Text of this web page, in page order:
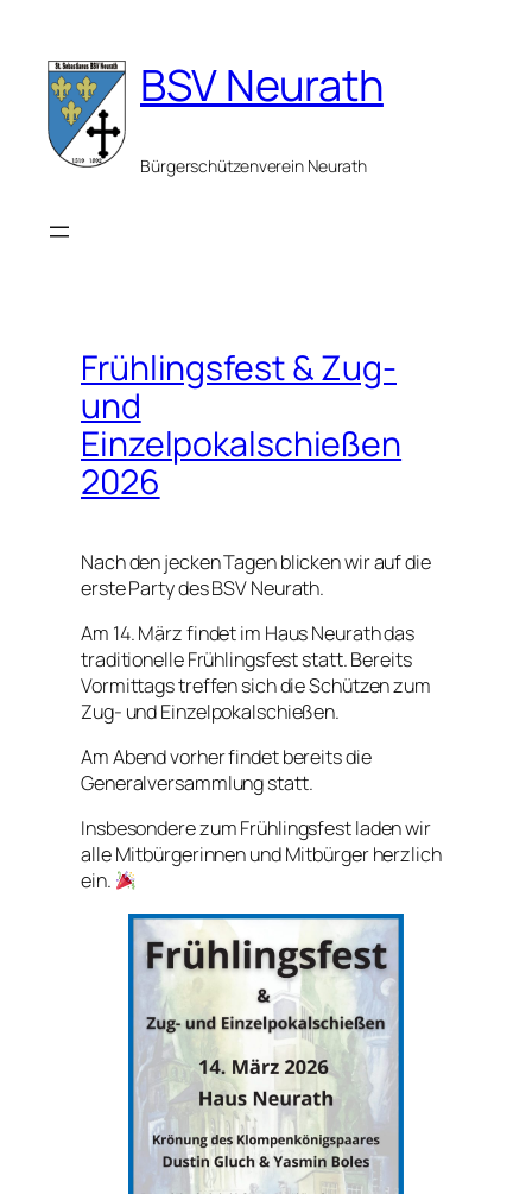
springen
BSV Neurath
Bürgerschützenverein Neurath
Frühlingsfest & Zug-
und
Einzelpokalschießen
2026
Nach den jecken Tagen blicken wir auf die
erste Party des BSV Neurath.
Am 14. März findet im Haus Neurath das
traditionelle Frühlingsfest statt. Bereits
Vormittags treffen sich die Schützen zum
Zug- und Einzelpokalschießen.
Am Abend vorher findet bereits die
Generalversammlung statt.
Insbesondere zum Frühlingsfest laden wir
alle Mitbürgerinnen und Mitbürger herzlich
ein.